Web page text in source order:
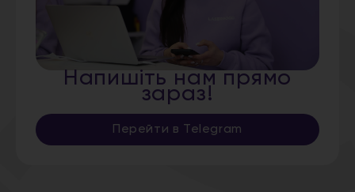
Напишіть нам прямо
зараз!
Перейти в Telegram